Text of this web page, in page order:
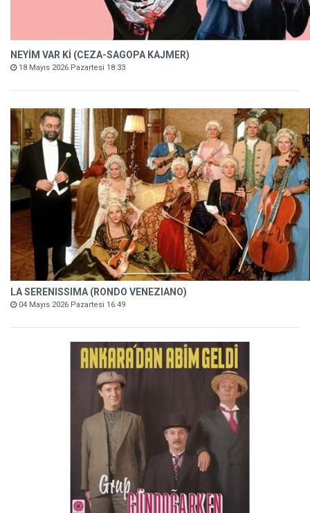
NEYİM VAR Kİ (CEZA-SAGOPA KAJMER)
18 Mayıs 2026 Pazartesi 18:33
LA SERENISSIMA (RONDO VENEZIANO)
04 Mayıs 2026 Pazartesi 16:49